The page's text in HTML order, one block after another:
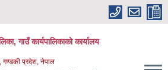
गाउँ कार्यपालिकाको कार्यालय
गण्डकी प्रदेश, नेपाल